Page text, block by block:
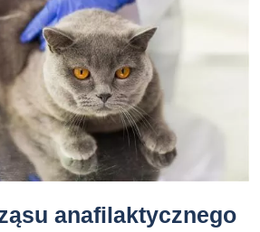
anafilaktycznego